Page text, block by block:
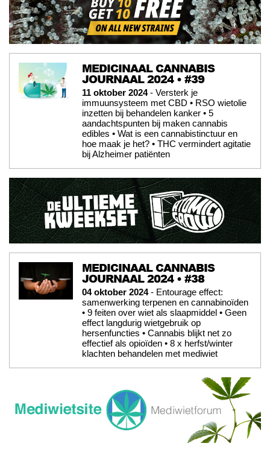
MEDICINAAL CANNABIS
JOURNAAL 2024 • #39
11 oktober 2024- Versterk je
immuunsysteem met CBD • RSO wietolie
inzetten bij behandelen kanker • 5
aandachtspunten bij maken cannabis
edibles • Wat is een cannabistinctuur en
hoe maak je het? • THC vermindert agitatie
bij Alzheimer patiënten
MEDICINAAL CANNABIS
JOURNAAL 2024 • #38
04 oktober 2024- Entourage effect:
samenwerking terpenen en cannabinoïden
• 9 feiten over wiet als slaapmiddel • Geen
effect langdurig wietgebruik op
hersenfuncties • Cannabis blijkt net zo
effectief als opioïden • 8 x herfst/winter
klachten behandelen met mediwiet